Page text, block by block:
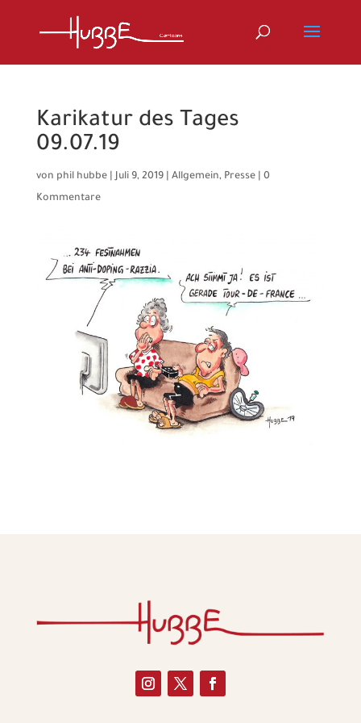
Karikatur des Tages
09.07.19
von phil hubbe|Juli 9, 2019| Allgemein, Presse| 0
Kommentare